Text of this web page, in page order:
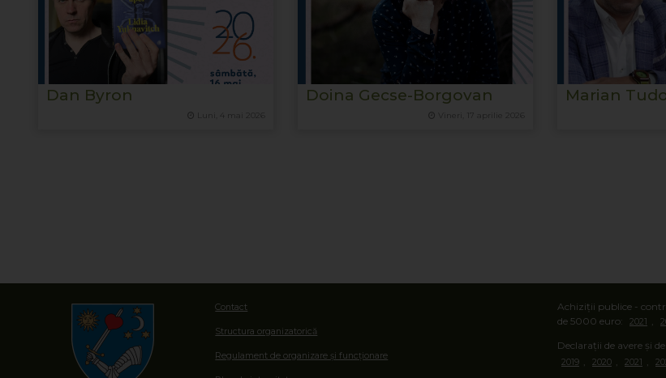
Dan Byron
Luni, 4 mai 2026
Doina Gecse-Borgovan
Vineri, 17 aprilie 2026
Marian
Contact
Structura organizatorică
Regulament de organizare și funcționare
Achiziții publice -
de 5000 euro:
2021 ,
Declarații de avere și
2019 , 2020 , 2021 ,